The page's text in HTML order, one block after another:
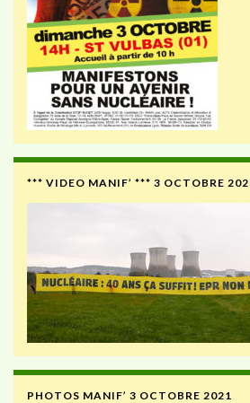
*** VIDEO MANIF’ *** 3 OCTOBRE
PHOTOS MANIF’ 3 OCTOBRE 2021